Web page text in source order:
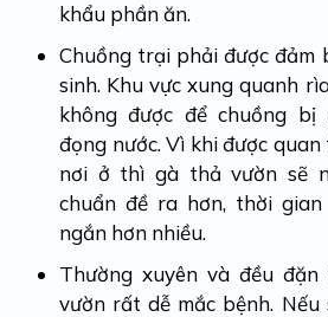
khẩu phần ăn.
Chuồng trại phải được đảm
sinh. Khu vực xung quanh
không được để chuồng bị
đọng nước. Vì khi được
nơi ở thì gà thả vườn sẽ
chuẩn đề ra hơn, thời
ngắn hơn nhiều.
Thường xuyên và đều
vườn rất dễ mắc bệnh.